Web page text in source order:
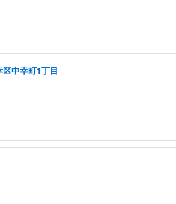
中幸町1丁目